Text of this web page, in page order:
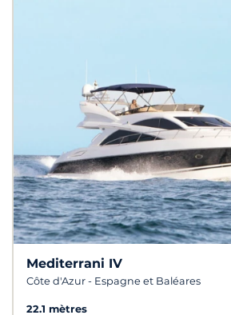
Mediterrani IV
Côte d'Azur - Espagne et Baléares
22.1 mètres